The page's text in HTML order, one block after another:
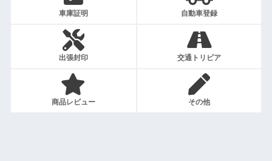
車庫証明 自動車登録
出張封印 交通トリビア
商品レビュー その他